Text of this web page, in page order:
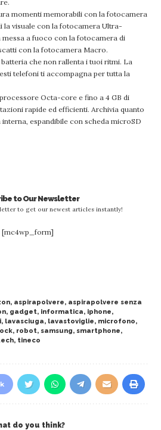
momenti memorabili con la fotocamera
la visuale con la fotocamera Ultra-
a fuoco con la fotocamera di
con la fotocamera Macro.
che non rallenta i tuoi ritmi. La
telefoni ti accompagna per tutta la
Octa-core e fino a 4 GB di
rapide ed efficienti. Archivia quanto
espandibile con scheda microSD
to Our Newsletter
to get our newest articles instantly!
[mc4wp_form]
, aspirapolvere, aspirapolvere senza
, gadget, informatica, iphone,
, lavasciuga, lavastoviglie, microfono,
, robot, samsung, smartphone,
, tineco
do you think?